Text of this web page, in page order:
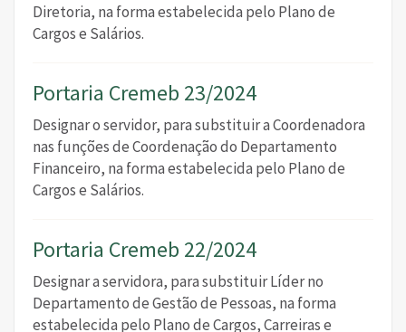
Diretoria, na forma estabelecida pelo Plano de
Cargos e Salários.
Portaria Cremeb 23/2024
Designar o servidor, para substituir a Coordenadora
nas funções de Coordenação do Departamento
Financeiro, na forma estabelecida pelo Plano de
Cargos e Salários.
Portaria Cremeb 22/2024
Designar a servidora, para substituir Líder no
Departamento de Gestão de Pessoas, na forma
estabelecida pelo Plano de Cargos, Carreiras e